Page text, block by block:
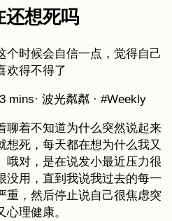
还想死吗
个时候会自信一点，觉得自己
欢得不得了
3 mins· 波光粼粼 · #Weekly
聊着不知道为什么突然说起来
想死，每天都在想为什么我又
哦对，是在说发小最近压力很
没用，直到我说我过去的每一
重，然后停止说自己很焦虑突
理健康。